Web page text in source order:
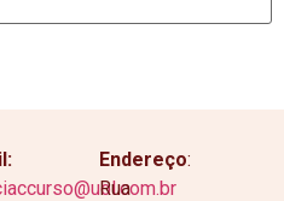
Endereço:
Rua